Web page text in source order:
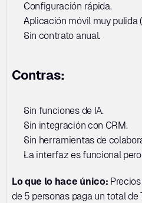
Configuración rápida.
Aplicación móvil muy pulida
Sin contrato anual.
Contras:
Sin funciones de IA.
Sin integración con CRM.
Sin herramientas de
La interfaz es funcional
Lo que lo hace único:
de 5 personas paga un total de